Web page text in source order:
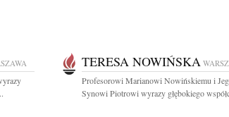
TERESA NOWIŃSKA
Profesorowi Marianowi Nowińskiemu i
Synowi Piotrowi wyrazy głębokiego